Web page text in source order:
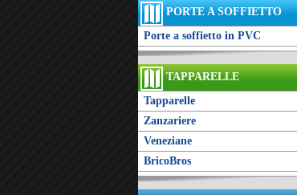
PORTE A SOFFIETTO
Porte a soffietto in PVC
TAPPARELLE
Tapparelle
Zanzariere
Veneziane
BricoBros